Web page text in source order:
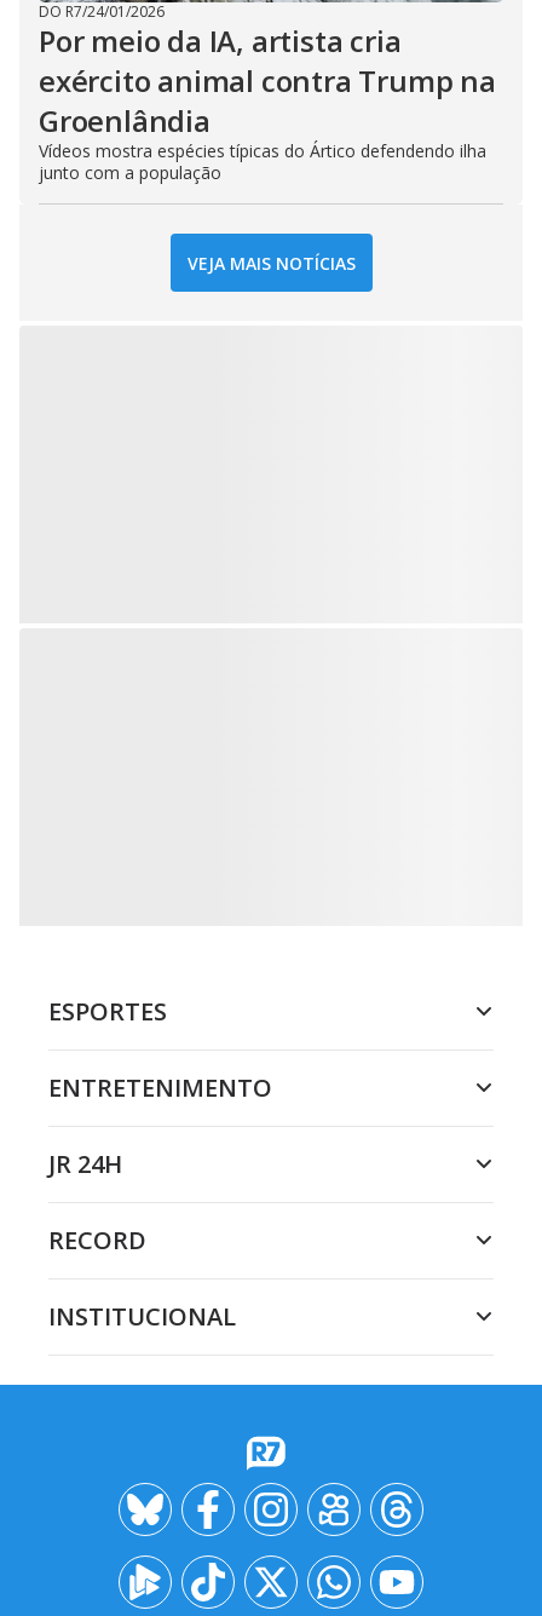
DO R7/24/01/2026
Por meio da IA, artista cria
exército animal contra Trump na
Groenlândia
Vídeos mostra espécies típicas do Ártico defendendo ilha
junto com a população
VEJA MAIS NOTÍCIAS
ESPORTES
ENTRETENIMENTO
JR 24H
RECORD
INSTITUCIONAL